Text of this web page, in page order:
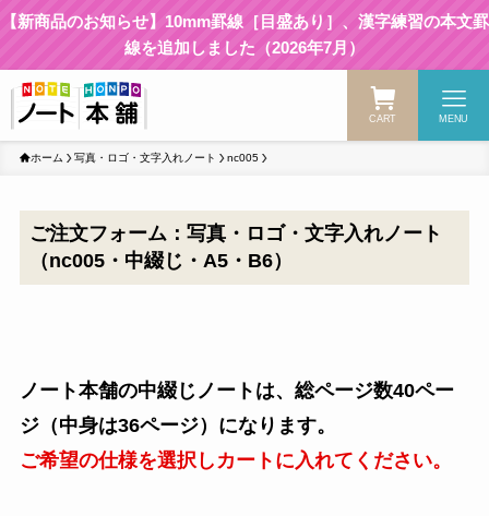
【新商品のお知らせ】10mm罫線［目盛あり］、漢字練習の本文罫
線を追加しました（2026年7月）
CART MENU
ホーム 写真・ロゴ・文字入れノート nc005
ご注文フォーム：写真・ロゴ・文字入れノート
（nc005・中綴じ・A5・B6）
ノート本舗の中綴じノートは、総ページ数40ペー
ジ（中身は36ページ）になります。
ご希望の仕様を選択しカートに入れてください。